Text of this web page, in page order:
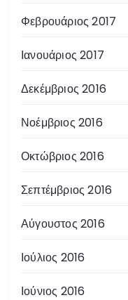
Φεβρουάριος 2017
Ιανουάριος 2017
Δεκέμβριος 2016
Νοέμβριος 2016
Οκτώβριος 2016
Σεπτέμβριος 2016
Αύγουστος 2016
Ιούλιος 2016
Ιούνιος 2016